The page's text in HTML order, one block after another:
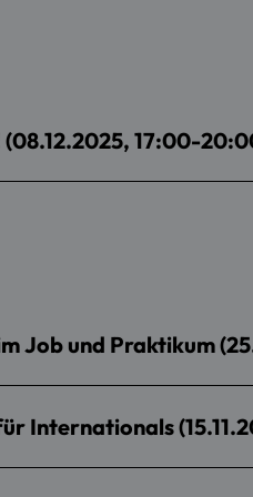
(08.12.2025, 17:00-
und Praktikum
Internationals